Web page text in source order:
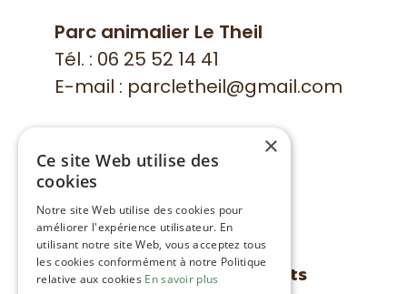
Parc animalier Le Theil
Tél. : 06 25 52 14 41
E-mail : parcletheil@gmail.com
Ouverture
Ouvert du 18 avril au 02
novembre 2026
Voir les horaires complets
×
Ce site Web utilise des
cookies
Notre site Web utilise des cookies pour
améliorer l'expérience utilisateur. En
utilisant notre site Web, vous acceptez tous
les cookies conformément à notre Politique
relative aux cookies En savoir plus